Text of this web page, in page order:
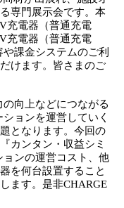
専門展示会です。本
充電器（普通充電
充電器（普通充電
課金システムのご利
けます。皆さまのご
向上などにつながる
ョンを運営していく
となります。今回の
カンタン・収益シミ
ョンの運営コスト、他
を何台設置すること
ます。是非CHARGE